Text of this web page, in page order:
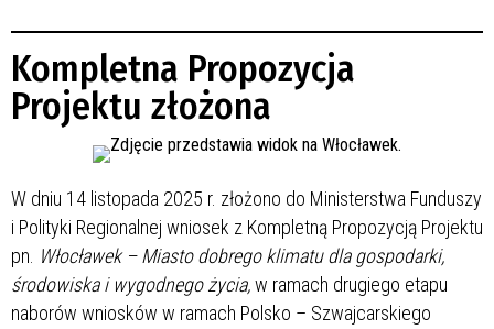
Kompletna Propozycja
Projektu złożona
W dniu 14 listopada 2025 r. złożono do Ministerstwa Funduszy
i Polityki Regionalnej wniosek z Kompletną Propozycją Projektu
pn. Włocławek – Miasto dobrego klimatu dla gospodarki,
środowiska i wygodnego życia,w ramach drugiego etapu
naborów wniosków w ramach Polsko – Szwajcarskiego